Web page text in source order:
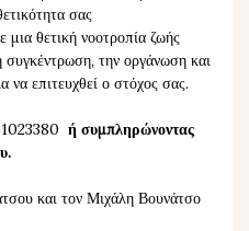
σας
θετική νοοτροπία ζωής
την οργάνωση και
να επιτευχθεί ο στόχος σας.
ή συμπληρώνοντας
και τον Μιχάλη Βουνάτσο